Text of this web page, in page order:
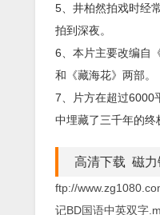
5、井柏然拍戏时经
拍到深夜。
6、本片主要改编自
和《藏海花》两部。
7、片方在超过6000
中埋藏了三千年的终
高清下载 磁力
ftp://
记BD国语中英双字